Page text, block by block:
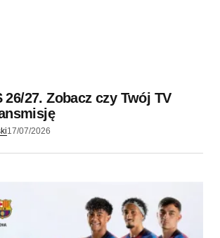
26/27. Zobacz czy Twój TV
17/07/2026